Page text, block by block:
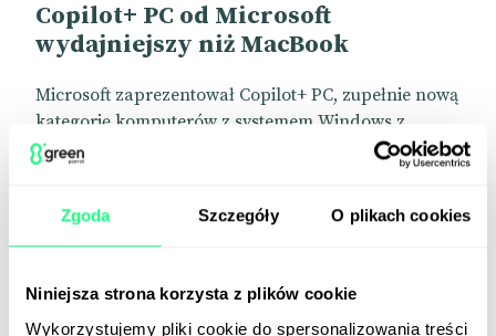
Zgoda Szczegóły O plikach cookies
Niniejsza strona korzysta z plików cookie
Wykorzystujemy pliki cookie do spersonalizowania treści
Copilot+ PC od Microsoft
wydajniejszy niż MacBook
Microsoft zaprezentował Copilot+ PC, zupełnie nową
kategorię komputerów z systemem Windows z
procesorami z serii Snapdragon X, wykorzystujące
AI. Marka zapowiada, że najmocniejsze modele mają
ma wystarczyć na cały dzień pracy.
która ma zapamiętywać nasze działania, by
przyspieszyć wyszukiwanie potrzebnych plików i